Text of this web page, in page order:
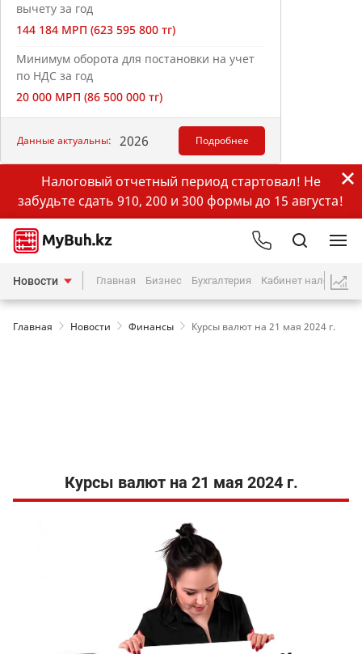
вычету за год
144 184 МРП (623 595 800 тг)
Минимум оборота для постановки на учет
по НДС за год
20 000 МРП (86 500 000 тг)
Данные актуальны: 2026 Подробнее
Налоговый отчетный период стартовал! Не
забудьте сдать 910, 200 и 300 формы до 15 августа!
Новости Главная Бизнес Бухгалтерия Кабинет
Главная Новости Финансы Курсы валют на 21 мая 2024 г.
Курсы валют на 21 мая 2024 г.